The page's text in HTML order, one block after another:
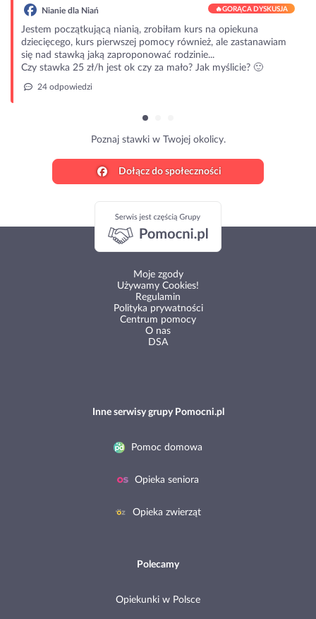
Nianie dla Niań 🔥GORĄCA DYSKUSJA
Jestem początkującą nianią, zrobiłam kurs na opiekuna
dziecięcego, kurs pierwszej pomocy również, ale zastanawiam
się nad stawką jaką zaproponować rodzinie...
Czy stawka 25 zł/h jest ok czy za mało? Jak myślicie? 🙂
24 odpowiedzi
Poznaj stawki w Twojej okolicy.
Dołącz do społeczności
Moje zgody
Używamy Cookies!
Regulamin
Polityka prywatności
Centrum pomocy
O nas
DSA
Inne serwisy grupy Pomocni.pl
Pomoc domowa
Opieka seniora
Opieka zwierząt
Polecamy
Opiekunki w Polsce